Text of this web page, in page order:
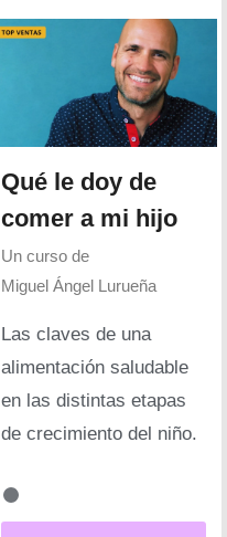
Qué le doy de
comer a mi hijo
Un curso de
Miguel Ángel Lurueña
Las claves de una
alimentación saludable
en las distintas etapas
de crecimiento del niño.